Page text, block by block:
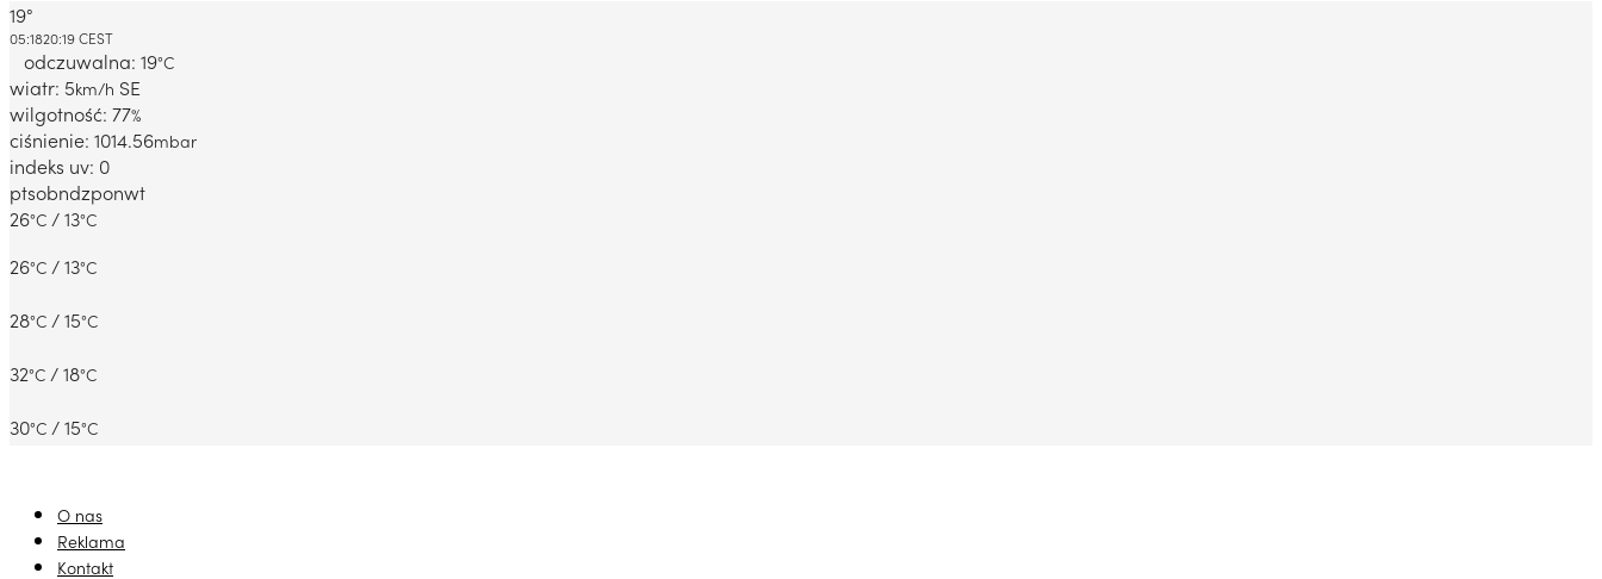
Dabrowa Gornicza, PL
19°
05:1820:19 CEST
odczuwalna: 19°C
wiatr: 5km/h SE
wilgotność: 77%
ciśnienie: 1014.56mbar
indeks uv: 0
ptsobndzponwt
26°C / 13°C
26°C / 13°C
28°C / 15°C
32°C / 18°C
30°C / 15°C
O nas
Reklama
Kontakt